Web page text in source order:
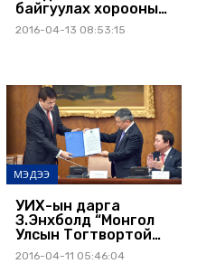
байгуулах хорооны
хурал боллоо
2016-04-13 08:53:15
МЭДЭЭ
УИХ-ын дарга
З.Энхболд “Монгол
Улсын Тогтвортой
хөгжлийн үзэл
баримтлал 2030” -ыг
2016-04-11 05:46:04